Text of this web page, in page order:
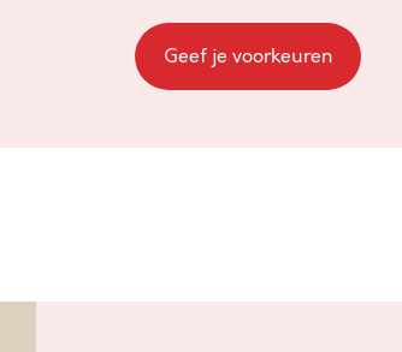
Geef je voorkeuren